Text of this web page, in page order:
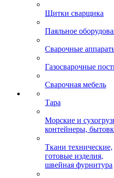
Щитки сварщика
Паяльное
Сварочные
Газосварочные
Сварочная мебель
Тара
Морские и
контейнеры,
Ткани технические,
готовые изделия,
швейная фурнитура